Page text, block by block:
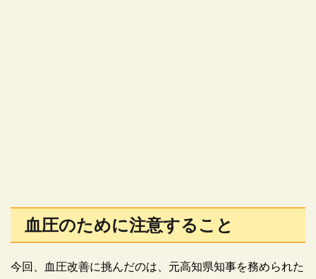
血圧のために注意すること
今回、血圧改善に挑んだのは、元高知県知事を務められた